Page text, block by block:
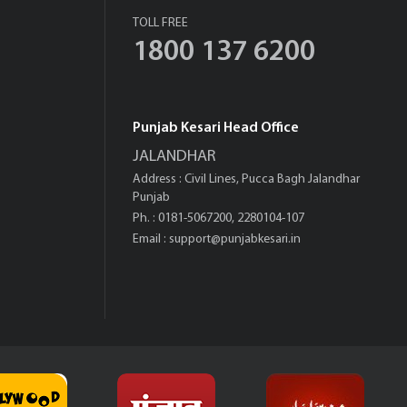
TOLL FREE
1800 137 6200
Punjab Kesari Head Office
JALANDHAR
Address : Civil Lines, Pucca Bagh Jalandhar
Punjab
Ph. : 0181-5067200, 2280104-107
Email : support@punjabkesari.in